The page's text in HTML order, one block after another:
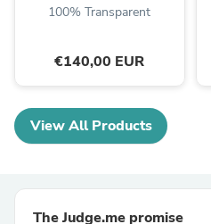
100% Transparent
€140,00 EUR
View All Products
The Judge.me promise